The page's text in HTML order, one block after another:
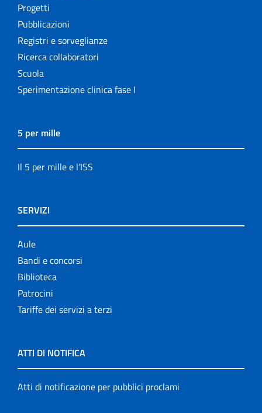
Progetti
Pubblicazioni
Registri e sorveglianze
Ricerca collaboratori
Scuola
Sperimentazione clinica fase I
5 per mille
Il 5 per mille e l'ISS
SERVIZI
Aule
Bandi e concorsi
Biblioteca
Patrocini
Tariffe dei servizi a terzi
ATTI DI NOTIFICA
Atti di notificazione per pubblici proclami